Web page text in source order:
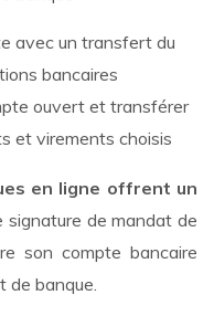
avec un transfert du
bancaires
ouvert et transférer
et virements choisis
en ligne offrent un
signature de mandat de
son compte bancaire
de banque.